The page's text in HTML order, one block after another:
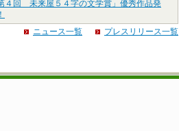
４回 未来屋５４字の文学賞」優秀作品発
ニュース一覧
プレスリリース一覧